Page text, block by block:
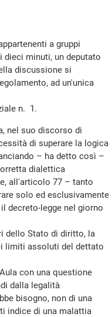
a gruppi
dieci minuti, un deputato
discussione si
ad un'unica
n. 1.
nel suo discorso di
di superare la logica
– ha detto così –
dialettica
all'articolo 77 – tanto
solo ed esclusivamente
decreto-legge nel giorno
dello Stato di diritto, la
limiti assoluti del dettato
con una questione
dalla legalità
bisogno, non di una
indice di una malattia